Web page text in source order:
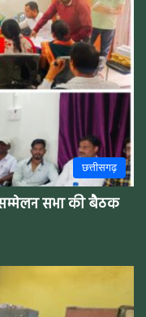
छत्तीसगढ़
सम्मेलन सभा की बैठक